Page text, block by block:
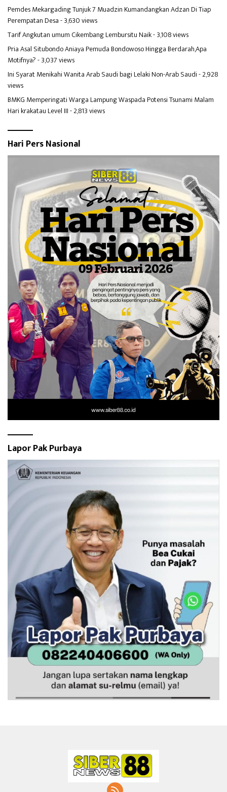
Pemdes Mekargading Tunjuk 7 Muadzin Kumandangkan Adzan Di Tiap
Perempatan Desa- 3,630 views
Tarif Angkutan umum Cikembang Lembursitu Naik- 3,108 views
Pria Asal Situbondo Aniaya Pemuda Bondowoso Hingga Berdarah,Apa
Motifnya?- 3,037 views
Ini Syarat Menikahi Wanita Arab Saudi bagi Lelaki Non-Arab Saudi- 2,928
views
BMKG Memperingati Warga Lampung Waspada Potensi Tsunami Malam
Hari krakatau Level III- 2,813 views
Hari Pers Nasional
Lapor Pak Purbaya